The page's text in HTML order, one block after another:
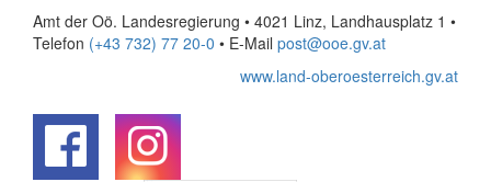
Amt der Oö. Landesregierung • 4021 Linz, Landhausplatz 1 •
Telefon (+43 732) 77 20-0 • E-Mail post@ooe.gv.at
www.land-oberoesterreich.gv.at